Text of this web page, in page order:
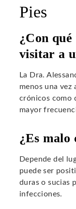
Pies
¿Con
visitar a
La Dra.
menos una vez
crónicos como
mayor
¿Es malo
Depende del
puede ser
duras o sucias
infecciones.